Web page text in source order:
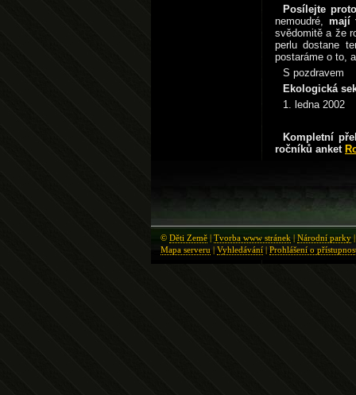
Posílejte
nemoudré, mají
svědomitě a že
perlu dostane
postaráme o to,
S pozdravem
Ekologická
1. ledna 2002
Kompletní
ročníků anket
© Děti Země | Tvorba www stránek | Národní parky
Mapa serveru | Vyhledávání | Prohlášení o